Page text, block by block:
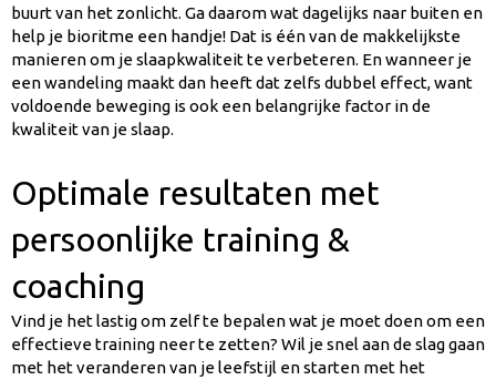
buurt van het zonlicht. Ga daarom wat dagelijks naar buiten en
help je bioritme een handje! Dat is één van de makkelijkste
manieren om je slaapkwaliteit te verbeteren. En wanneer je
een wandeling maakt dan heeft dat zelfs dubbel effect, want
voldoende beweging is ook een belangrijke factor in de
kwaliteit van je slaap.
Optimale resultaten met
persoonlijke training &
coaching
Vind je het lastig om zelf te bepalen wat je moet doen om een
effectieve training neer te zetten? Wil je snel aan de slag gaan
met het veranderen van je leefstijl en starten met het